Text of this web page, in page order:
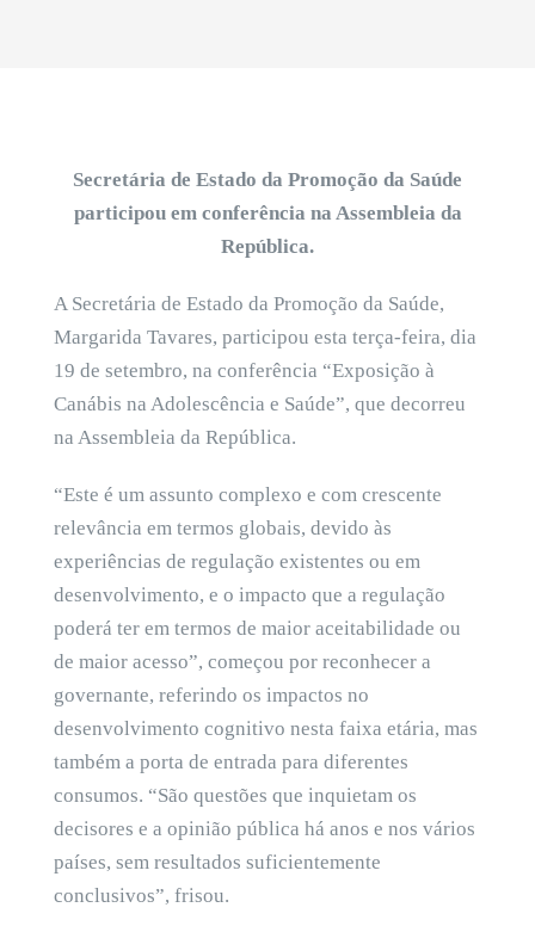
Secretária de Estado da Promoção da Saúde
participou em conferência na Assembleia da
República.
A Secretária de Estado da Promoção da Saúde,
Margarida Tavares, participou esta terça-feira, dia
19 de setembro, na conferência “Exposição à
Canábis na Adolescência e Saúde”, que decorreu
na Assembleia da República.
“Este é um assunto complexo e com crescente
relevância em termos globais, devido às
experiências de regulação existentes ou em
desenvolvimento, e o impacto que a regulação
poderá ter em termos de maior aceitabilidade ou
de maior acesso”, começou por reconhecer a
governante, referindo os impactos no
desenvolvimento cognitivo nesta faixa etária, mas
também a porta de entrada para diferentes
consumos. “São questões que inquietam os
decisores e a opinião pública há anos e nos vários
países, sem resultados suficientemente
conclusivos”, frisou.